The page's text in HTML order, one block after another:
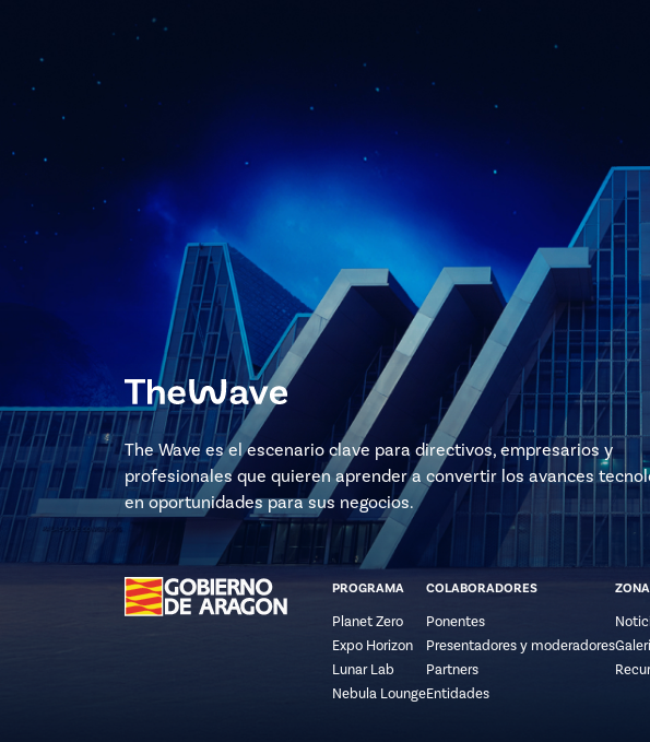
The Wave es el escenario clave para directivos, empresarios y
profesionales que quieren aprender a convertir los avances
en oportunidades para sus negocios.
PROGRAMA
Planet Zero
Expo Horizon
Lunar Lab
Nebula Lounge
COLABORADORES
Ponentes
Presentadores y moderadores
Partners
Entidades